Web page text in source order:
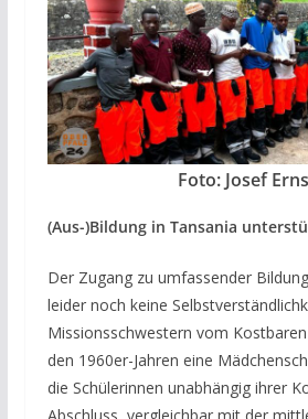
Foto: Josef
(Aus-)Bildung in Tansania
Der Zugang zu umfassender
leider noch keine
Missionsschwestern vom
den 1960er-Jahren eine
die Schülerinnen unabhängig ihrer